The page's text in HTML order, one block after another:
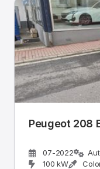
Peugeot 208
07-2022
100 kW